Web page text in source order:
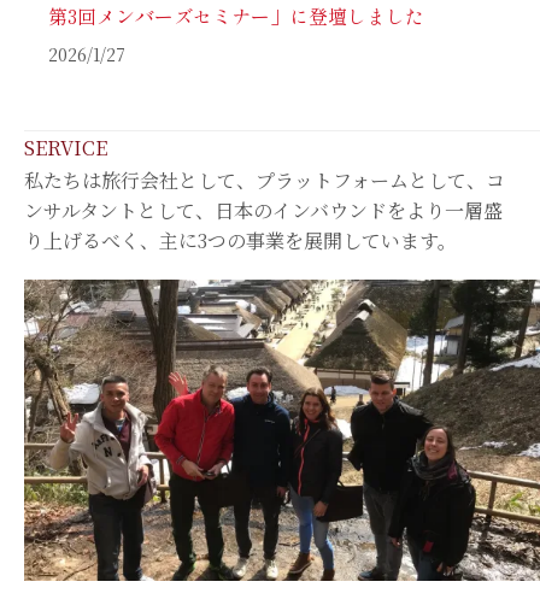
第3回メンバーズセミナー」に登壇しました
2026/1/27
SERVICE
私たちは旅行会社として、プラットフォームとして、コ
ンサルタントとして、日本のインバウンドをより一層盛
り上げるべく、主に3つの事業を展開しています。